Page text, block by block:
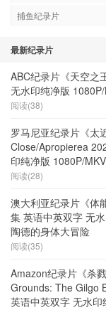
捕鱼纪录片
最新纪录片
ABC纪录片《天空之
无水印纯净版
阅读(38)
罗马尼亚纪录片《太
Close/Apropierea
印纯净版 1080P/
阅读(28)
澳大利亚纪录片《体
集 英语中英双字 无
陶德的身体大冒险
阅读(35)
Amazon纪录片《杀
Grounds: The Gilgo
英语中英双字 无水